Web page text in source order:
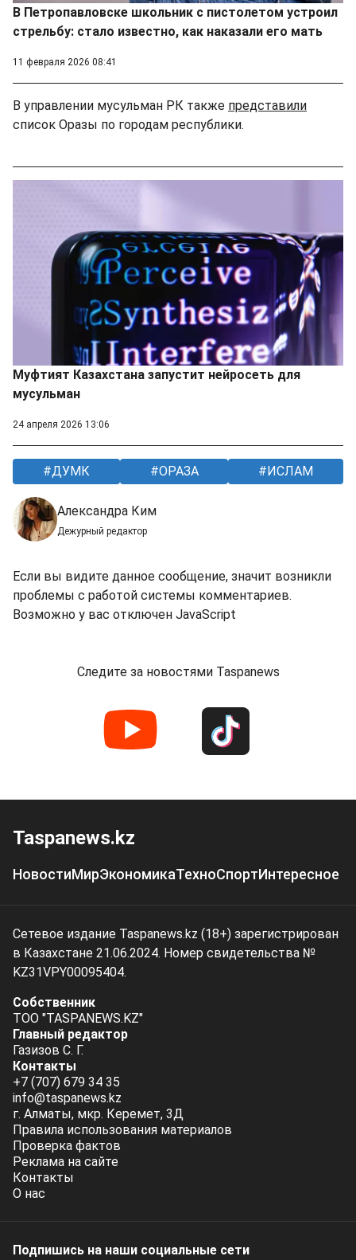
В Петропавловске школьник с пистолетом устроил
стрельбу: стало известно, как наказали его мать
11 февраля 2026 08:41
В управлении мусульман РК также представили
список Оразы по городам республики.
Муфтият Казахстана запустит нейросеть для
мусульман
24 апреля 2026 13:06
ДУМК ОРАЗА ИСЛАМ
Александра Ким
Дежурный редактор
Если вы видите данное сообщение, значит возникли
проблемы с работой системы комментариев.
Возможно у вас отключен JavaScript
Следите за новостями Taspanews
Taspanews.kz
НовостиМирЭкономикаТехноСпортИнтересное
Сетевое издание Taspanews.kz (18+) зарегистрирован
в Казахстане 21.06.2024. Номер свидетельства №
KZ31VPY00095404.
Собственник
ТОО "TASPANEWS.KZ"
Главный редактор
Газизов С. Г.
Контакты
+7 (707) 679 34 35
info@taspanews.kz
г. Алматы, мкр. Керемет, 3Д
Правила использования материалов
Проверка фактов
Реклама на сайте
Контакты
О нас
Подпишись на наши социальные cети